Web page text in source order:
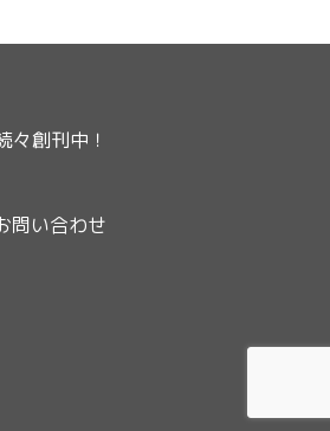
創刊中！
問い合わせ